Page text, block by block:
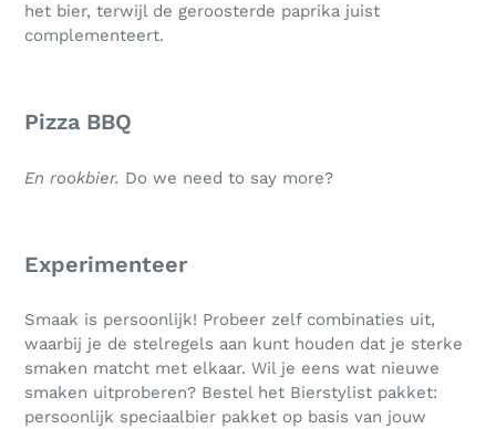
het bier, terwijl de geroosterde paprika juist
complementeert.
Pizza BBQ
En rookbier. Do we need to say more?
Experimenteer
Smaak is persoonlijk! Probeer zelf combinaties uit,
waarbij je de stelregels aan kunt houden dat je sterke
smaken matcht met elkaar. Wil je eens wat nieuwe
smaken uitproberen? Bestel het Bierstylist pakket:
persoonlijk speciaalbier pakket op basis van jouw